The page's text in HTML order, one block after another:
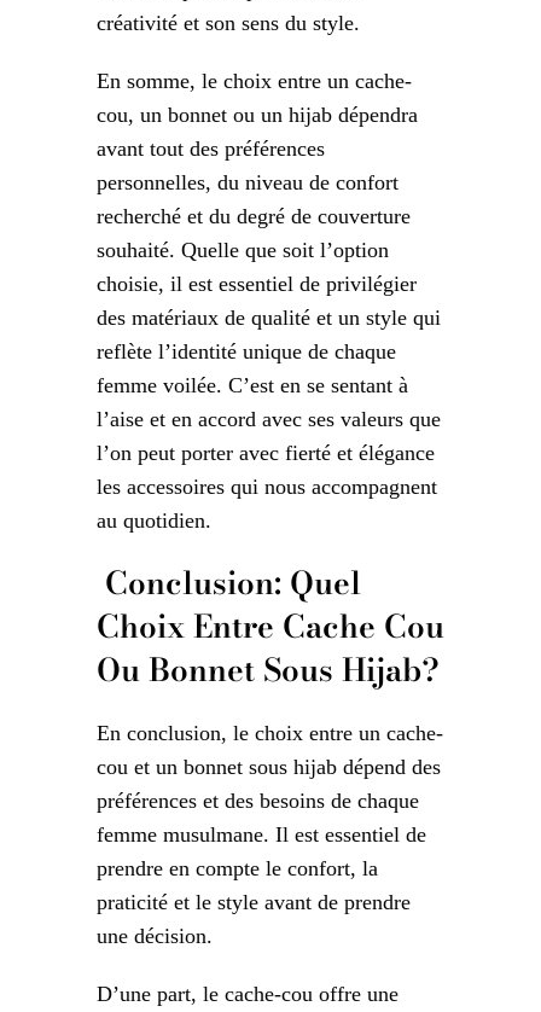
créativité et son sens du style.
En somme, le choix entre un cache-
cou, un bonnet ou un hijab dépendra
avant tout des préférences
personnelles, du niveau de confort
recherché et du degré de couverture
souhaité. Quelle que soit l’option
choisie, il est essentiel de privilégier
des matériaux de qualité et un style qui
reflète l’identité unique de chaque
femme voilée. C’est en se sentant à
l’aise et en accord avec ses valeurs que
l’on peut porter avec fierté et élégance
les accessoires qui nous accompagnent
au quotidien.
Conclusion: Quel
Choix Entre Cache Cou
Ou Bonnet Sous Hijab?
En conclusion, le choix entre un cache-
cou et un bonnet sous hijab dépend des
préférences et des besoins de chaque
femme musulmane. Il est essentiel de
prendre en compte le confort, la
praticité et le style avant de prendre
une décision.
D’une part, le cache-cou offre une